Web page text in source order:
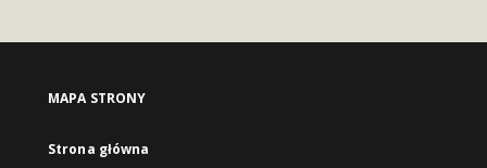
MAPA STRONY
Strona główna